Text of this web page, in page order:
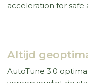
acceleration for
Altijd
AutoTune 3.0